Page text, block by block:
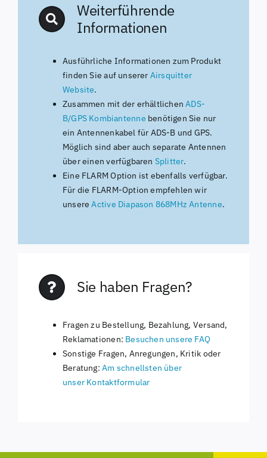
Weiterführende
Informationen
Ausführliche Informationen zum Produkt
finden Sie auf unserer Airsquitter
Website.
Zusammen mit der erhältlichenADS-
B/GPS Kombiantenne benötigen Sie nur
ein Antennenkabel für ADS-B und GPS.
Möglich sind aber auch separate Antennen
über einen verfügbaren Splitter.
Eine FLARM Option ist ebenfalls verfügbar.
Für die FLARM-Option empfehlen wir
unsereActive Diapason 868MHz Antenne.
Sie haben Fragen?
Fragen zu Bestellung, Bezahlung, Versand,
Reklamationen: Besuchen unsere FAQ
Sonstige Fragen, Anregungen, Kritik oder
Beratung:Am schnellsten über
unser Kontaktformular